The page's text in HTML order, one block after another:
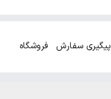
پیگیری سفارش فروشگاه